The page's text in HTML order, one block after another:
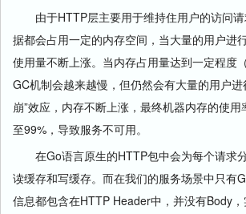
由于HTTP层主要用于维持住用户的访问请
据都会占用一定的内存空间，当大量的用户进
使用量不断上涨。当内存占用量达到一定程度
GC机制会越来越慢，但仍然会有大量的用户
崩”效应，内存不断上涨，最终机器内存的使
至99%，导致服务不可用。
在Go语言原生的HTTP包中会为每个请求
读缓存和写缓存。而在我们的服务场景中只有
信息都包含在HTTP Header中，并没有Body